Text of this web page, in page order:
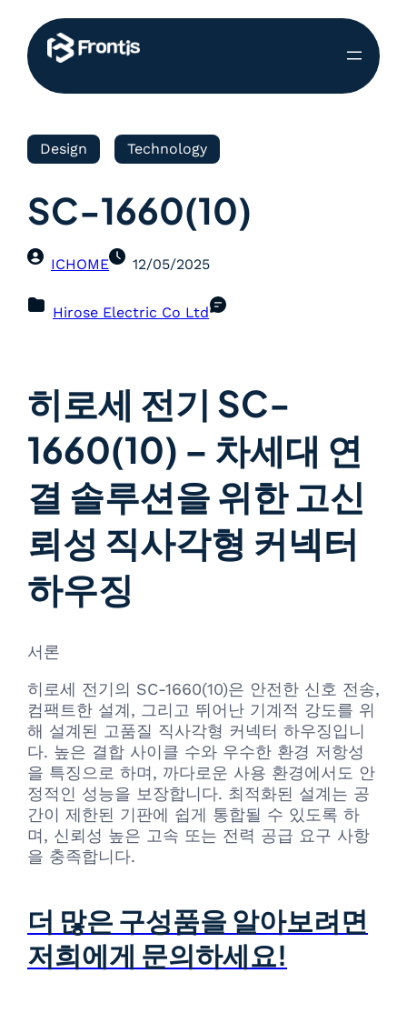
Design Technology
SC-1660(10)
ICHOME 12/05/2025
Hirose Electric Co Ltd
히로세 전기 SC-
1660(10) – 차세대 연
결 솔루션을 위한 고신
뢰성 직사각형 커넥터
하우징
서론
히로세 전기의 SC-1660(10)은 안전한 신호 전송,
컴팩트한 설계, 그리고 뛰어난 기계적 강도를 위
해 설계된 고품질 직사각형 커넥터 하우징입니
다. 높은 결합 사이클 수와 우수한 환경 저항성
을 특징으로 하며, 까다로운 사용 환경에서도 안
정적인 성능을 보장합니다. 최적화된 설계는 공
간이 제한된 기판에 쉽게 통합될 수 있도록 하
며, 신뢰성 높은 고속 또는 전력 공급 요구 사항
을 충족합니다.
더 많은 구성품을 알아보려면
저희에게 문의하세요!